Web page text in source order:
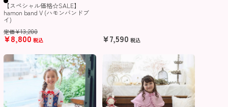
【スペシャル価格☆SALE】
hamon band V (ハモンバンドブ
イ)
定価¥13,200
¥8,800 税込 ¥7,590 税込